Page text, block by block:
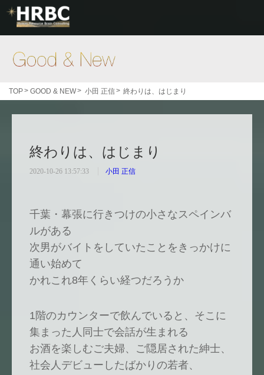
TOP> GOOD & NEW> 小田 正信> 終わりは、はじまり
終わりは、はじまり
2020-10-26 13:57:33 小田 正信
千葉・幕張に行きつけの小さなスペインバ
ルがある
次男がバイトをしていたことをきっかけに
通い始めて
かれこれ8年くらい経つだろうか
1階のカウンターで飲んでいると、そこに
集まった人同士で会話が生まれる
お酒を楽しむご夫婦、ご隠居された紳士、
社会人デビューしたばかりの若者、